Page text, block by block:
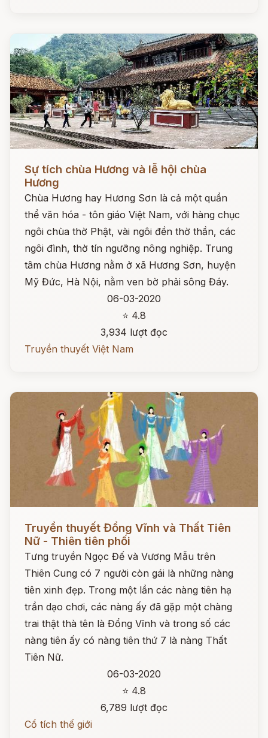
Sự tích chùa Hương và lễ hội chùa
Hương
Chùa Hương hay Hương Sơn là cả một quần
thể văn hóa - tôn giáo Việt Nam, với hàng chục
ngôi chùa thờ Phật, vài ngôi đền thờ thần, các
ngôi đình, thờ tín ngưỡng nông nghiệp. Trung
tâm chùa Hương nằm ở xã Hương Sơn, huyện
Mỹ Đức, Hà Nội, nằm ven bờ phải sông Đáy.
06-03-2020
⭐ 4.8
3,934 lượt đọc
Truyền thuyết Việt Nam
Đọc ngay
Truyền thuyết Đổng Vĩnh và Thất Tiên
Nữ - Thiên tiên phối
Tưng truyền Ngọc Đế và Vương Mẫu trên
Thiên Cung có 7 người còn gái là những nàng
tiên xinh đẹp. Trong một lần các nàng tiên hạ
trần dạo chơi, các nàng ấy đã gặp một chàng
trai thật thà tên là Đổng Vĩnh và trong số các
nàng tiên ấy có nàng tiên thứ 7 là nàng Thất
Tiên Nữ.
06-03-2020
⭐ 4.8
6,789 lượt đọc
Cổ tích thế giới